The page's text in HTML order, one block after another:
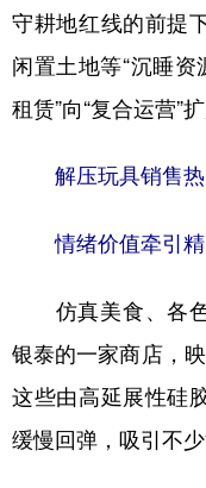
守耕地红线的前提
闲置土地等“沉睡
租赁”向“复合运营”扩
解压玩具销售热
情绪价值牵引
仿真美食、各
银泰的一家商店，
这些由高延展性硅
缓慢回弹，吸引不少